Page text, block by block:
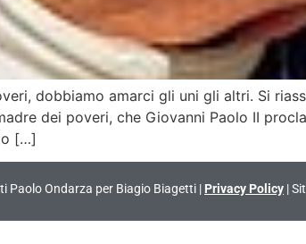
dobbiamo amarci gli uni gli altri. Si
dei poveri, che Giovanni Paolo II
[…]
Paolo Ondarza per Biagio Biagetti | Privacy Policy |